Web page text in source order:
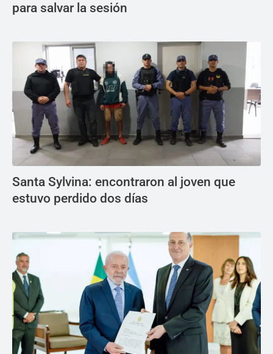
para salvar la sesión
Santa Sylvina: encontraron al joven que
estuvo perdido dos días